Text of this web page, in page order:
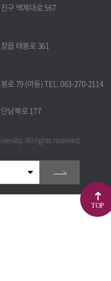
구 백제대로 567
읍 태봉로 361
로 79 (마동) TEL. 063-270-2114
남북로 177
All rights reserved.
TOP